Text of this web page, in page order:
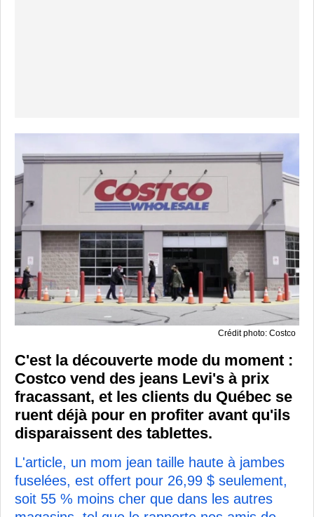
Crédit photo: Costco
C'est la découverte mode du moment :
Costco vend des jeans Levi's à prix
fracassant, et les clients du Québec se
ruent déjà pour en profiter avant qu'ils
disparaissent des tablettes.
L'article, un mom jean taille haute à jambes
fuselées, est offert pour 26,99 $ seulement,
soit 55 % moins cher que dans les autres